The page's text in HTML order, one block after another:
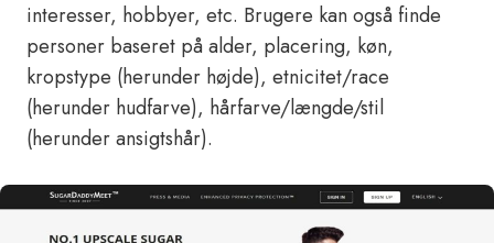
interesser, hobbyer, etc. Brugere kan også finde
personer baseret på alder, placering, køn,
kropstype (herunder højde), etnicitet/race
(herunder hudfarve), hårfarve/længde/stil
(herunder ansigtshår).